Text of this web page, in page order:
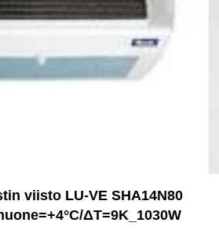
viisto LU-VE SHA14N80
ΔT=9K_1030W